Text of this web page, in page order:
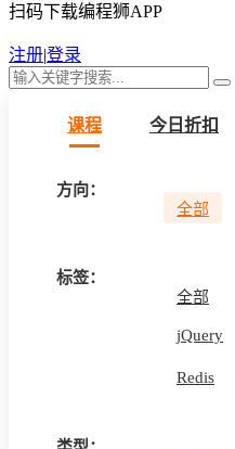
扫码下载编程狮APP
注册|登录
课程 今日折扣
方向：
全部
标签：
全部
jQuery
Redis